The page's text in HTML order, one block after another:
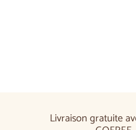
Livraison gratuite